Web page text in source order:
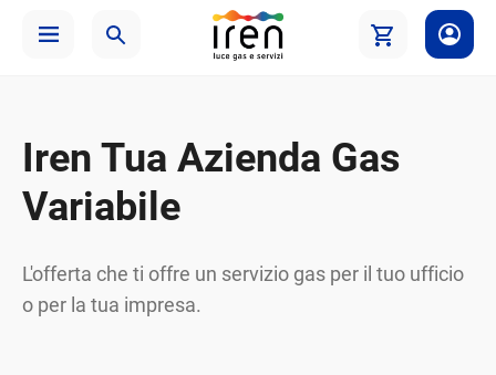
Iren Tua Azienda Gas
Variabile
L'offerta che ti offre un servizio gas per il tuo ufficio
o per la tua impresa.